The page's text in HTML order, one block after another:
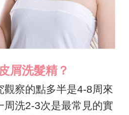
屑洗髮精？
觀察的點多半是4-8周來
周洗2-3次是最常見的實